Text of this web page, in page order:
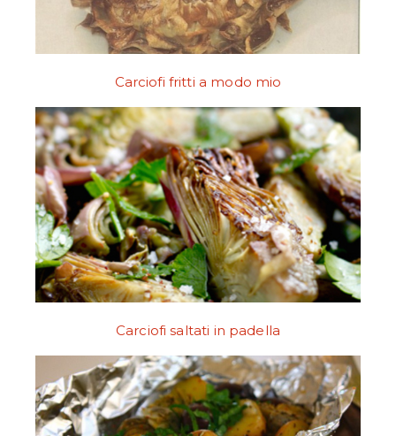
Carciofi fritti a modo mio
Carciofi saltati in padella